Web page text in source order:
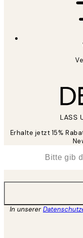
LASS
Erhalte jetzt 15%
In unserer